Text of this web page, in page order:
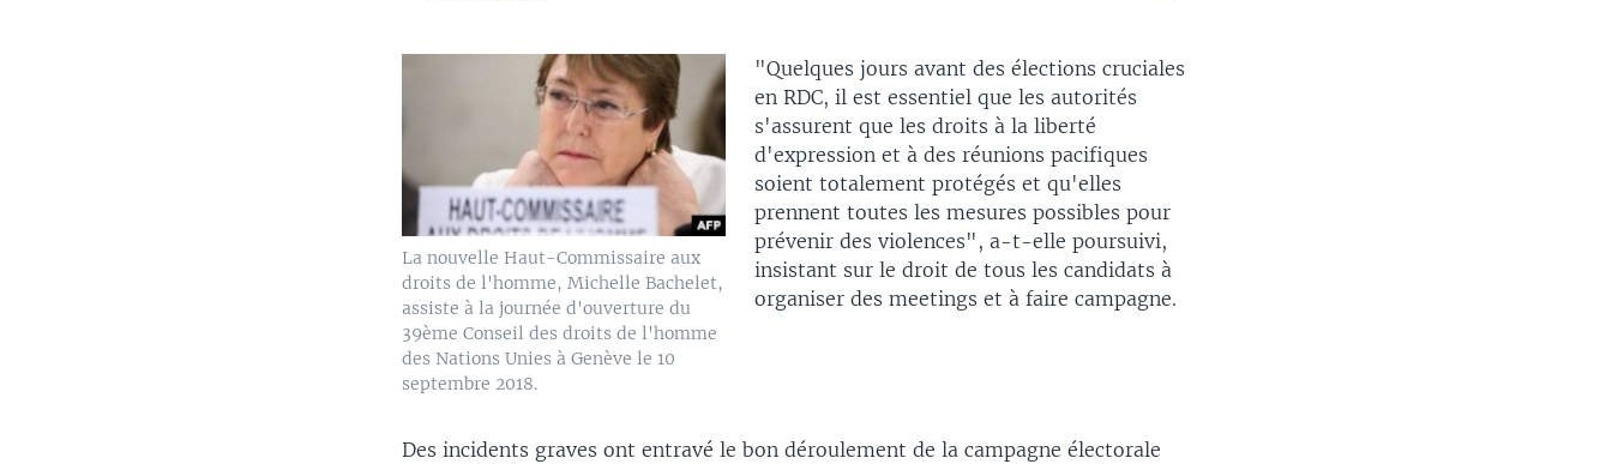
La nouvelle Haut-Commissaire aux
droits de l'homme, Michelle Bachelet,
assiste à la journée d'ouverture du
39ème Conseil des droits de l'homme
des Nations Unies à Genève le 10
septembre 2018.
"Quelques jours avant des élections cruciales
en RDC, il est essentiel que les autorités
s'assurent que les droits à la liberté
d'expression et à des réunions pacifiques
soient totalement protégés et qu'elles
prennent toutes les mesures possibles pour
prévenir des violences", a-t-elle poursuivi,
insistant sur le droit de tous les candidats à
organiser des meetings et à faire campagne.
Des incidents graves ont entravé le bon déroulement de la campagne électorale